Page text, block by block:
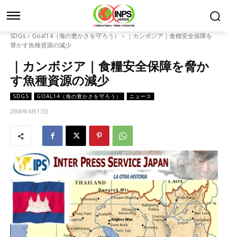
SDGs Goal14（海の豊かさを守ろう）
｜カンボジア｜食糧安全保障を
脅かす魚種資源の減少
｜カンボジア｜食糧安全保障を脅か
す魚種資源の減少
SDGS GOAL14（海の豊かさを守ろう） ニュース
2008年4月17日